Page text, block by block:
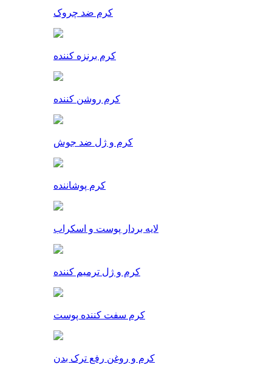
کرم ضد چروک
کرم برنزه کننده
کرم روشن کننده
کرم و ژل ضد جوش
کرم پوشاننده
لایه بردار پوست و اسکراب
کرم و ژل ترمیم کننده
کرم سفت کننده پوست
کرم و روغن رفع ترک بدن